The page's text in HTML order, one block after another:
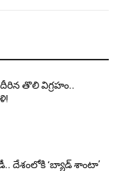
తొలి విగ్రహం..
దేశంలోకి ‘బ్యాడ్ శాంటా’